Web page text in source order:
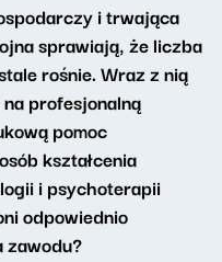
i trwająca
sprawiają, że liczba
rośnie. Wraz z nią
profesjonalną
pomoc
kształcenia
i psychoterapii
odpowiednio
zawodu?